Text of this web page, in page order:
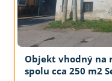
Objekt vhodný na
spolu cca 250 m2